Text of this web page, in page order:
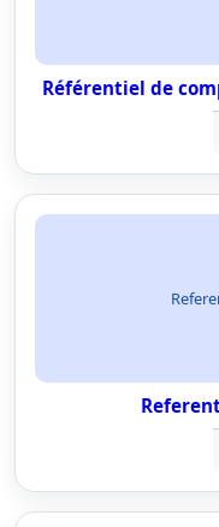
Référentiel de